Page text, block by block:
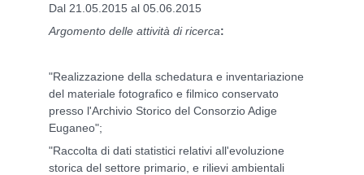
Dal 21.05.2015 al 05.06.2015
Argomento delle attività di ricerca:
"Realizzazione della schedatura e inventariazione
del materiale fotografico e filmico conservato
presso l'Archivio Storico del Consorzio Adige
Euganeo";
"Raccolta di dati statistici relativi all'evoluzione
storica del settore primario, e rilievi ambientali